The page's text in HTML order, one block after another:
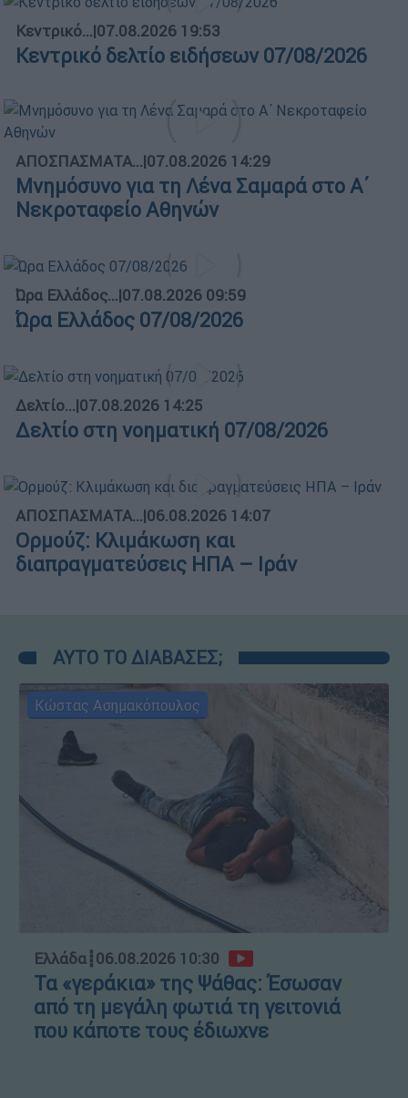
Κεντρικό...|07.08.2026 19:53
Κεντρικό δελτίο ειδήσεων 07/08/2026
ΑΠΟΣΠΑΣΜΑΤΑ...|07.08.2026 14:29
Μνημόσυνο για τη Λένα Σαμαρά στο Α΄
Νεκροταφείο Αθηνών
Ώρα Ελλάδος...|07.08.2026 09:59
Ώρα Ελλάδος 07/08/2026
Δελτίο...|07.08.2026 14:25
Δελτίο στη νοηματική 07/08/2026
ΑΠΟΣΠΑΣΜΑΤΑ...|06.08.2026 14:07
Ορμούζ: Κλιμάκωση και
διαπραγματεύσεις ΗΠΑ – Ιράν
ΑΥΤΟ ΤΟ ΔΙΑΒΑΣΕΣ;
Κώστας Ασημακόπουλος
Ελλάδα┋06.08.2026 10:30
Τα «γεράκια» της Ψάθας: Έσωσαν
από τη μεγάλη φωτιά τη γειτονιά
που κάποτε τους έδιωχνε